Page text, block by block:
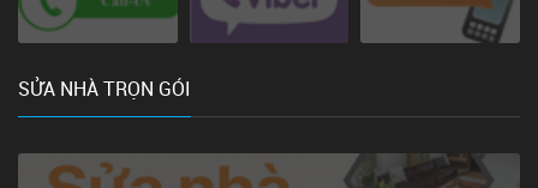
SỬA NHÀ TRỌN GÓI